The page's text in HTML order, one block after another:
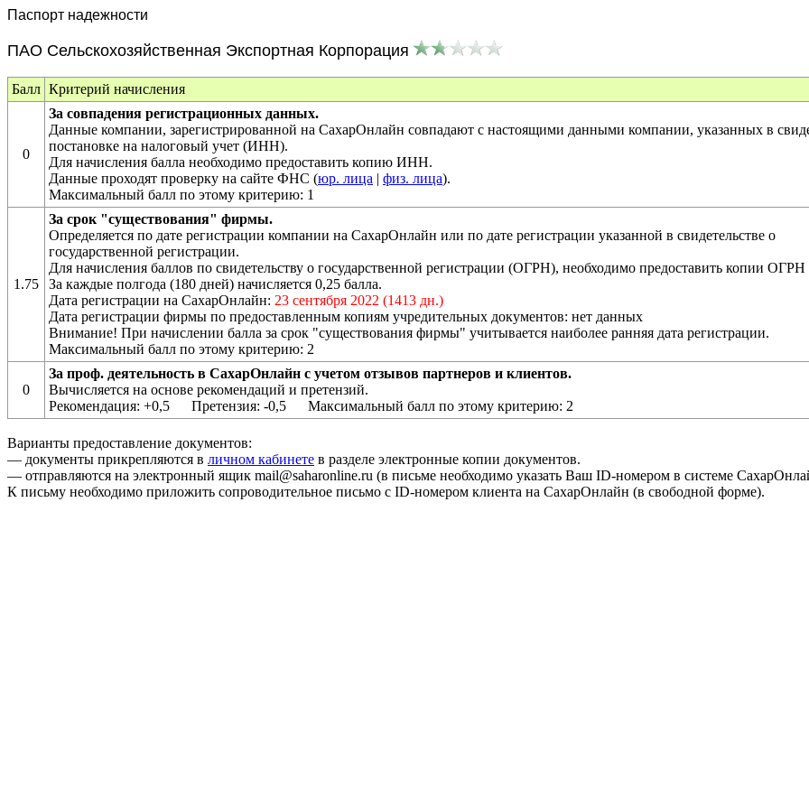
Паспорт надежности
ПАО Сельскохозяйственная Экспортная Корпорация
Балл Критерий начисления
0
За совпадения регистрационных данных.
Данные компании, зарегистрированной на СахарОнлайн совпадают с настоящими данными компании, указанных в
постановке на налоговый учет (ИНН).
Для начисления балла необходимо предоставить копию ИНН.
Данные проходят проверку на сайте ФНС (юр. лица | физ. лица).
Максимальный балл по этому критерию: 1
1.75
За срок "существования" фирмы.
Определяется по дате регистрации компании на СахарОнлайн или по дате регистрации указанной в свидетельстве о
государственной регистрации.
Для начисления баллов по свидетельству о государственной регистрации (ОГРН), необходимо предоставить копии
За каждые полгода (180 дней) начисляется 0,25 балла.
Дата регистрации на СахарОнлайн: 23 сентября 2022 (1413 дн.)
Дата регистрации фирмы по предоставленным копиям учредительных документов: нет данных
Внимание! При начислении балла за срок "существования фирмы" учитывается наиболее ранняя дата регистрации.
Максимальный балл по этому критерию: 2
0
За проф. деятельность в СахарОнлайн с учетом отзывов партнеров и клиентов.
Вычисляется на основе рекомендаций и претензий.
Рекомендация: +0,5 Претензия: -0,5 Максимальный балл по этому критерию: 2
Варианты предоставление документов:
— документы прикрепляются в личном кабинете в разделе электронные копии документов.
— отправляются на электронный ящик mail@saharonline.ru (в письме необходимо указать Ваш ID-номером в системе
К письму необходимо приложить сопроводительное письмо с ID-номером клиента на СахарОнлайн (в свободной форме).